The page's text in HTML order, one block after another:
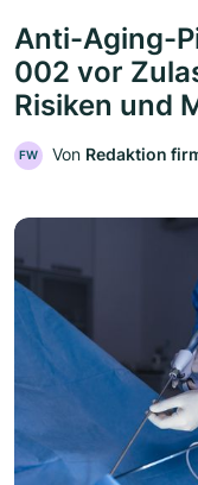
Anti-Aging-
002 vor
Risiken und
FW Von Redaktion